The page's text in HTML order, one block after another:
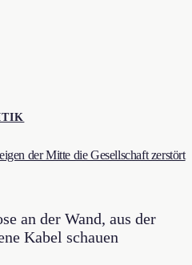
der Mitte die Gesellschaft zerstört